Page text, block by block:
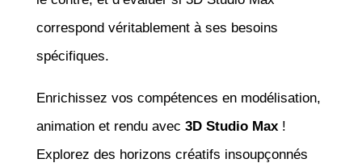
correspond véritablement à ses besoins
spécifiques.
Enrichissez vos compétences en modélisation,
animation et rendu avec 3D Studio Max!
Explorez des horizons créatifs insoupçonnés